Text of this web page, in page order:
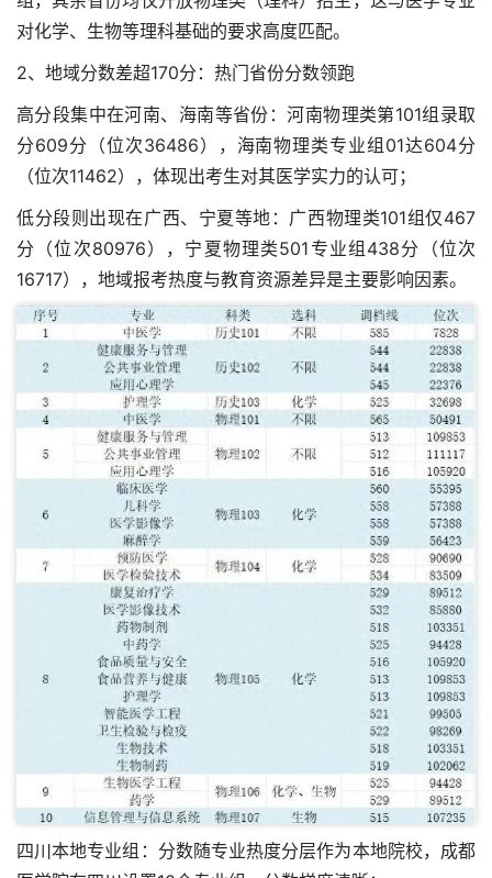
对化学、生物等理科基础的要求高度匹配。
2、地域分数差超170分：热门省份分数领跑
高分段集中在河南、海南等省份：河南物理类第101组录取
分609分（位次36486），海南物理类专业组01达604分
（位次11462），体现出考生对其医学实力的认可；
低分段则出现在广西、宁夏等地：广西物理类101组仅467
分（位次80976），宁夏物理类501专业组438分（位次
16717），地域报考热度与教育资源差异是主要影响因素。
四川本地专业组：分数随专业热度分层作为本地院校，成都